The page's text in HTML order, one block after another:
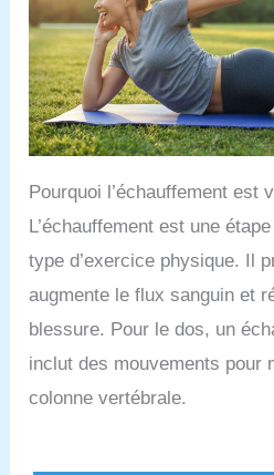
Pourquoi l’échauffement est
L’échauffement est une
type d’exercice physique. Il
augmente le flux sanguin et
blessure. Pour le dos, un
inclut des mouvements pour
colonne vertébrale.